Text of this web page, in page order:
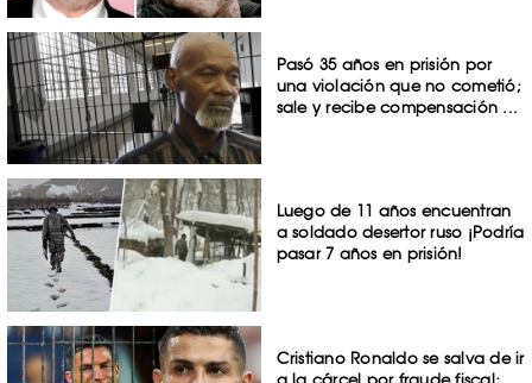
Pasó 35 años en prisión por
una violación que no cometió;
sale y recibe compensación ...
Luego de 11 años encuentran
a soldado desertor ruso ¡Podría
pasar 7 años en prisión!
Cristiano Ronaldo se salva de ir